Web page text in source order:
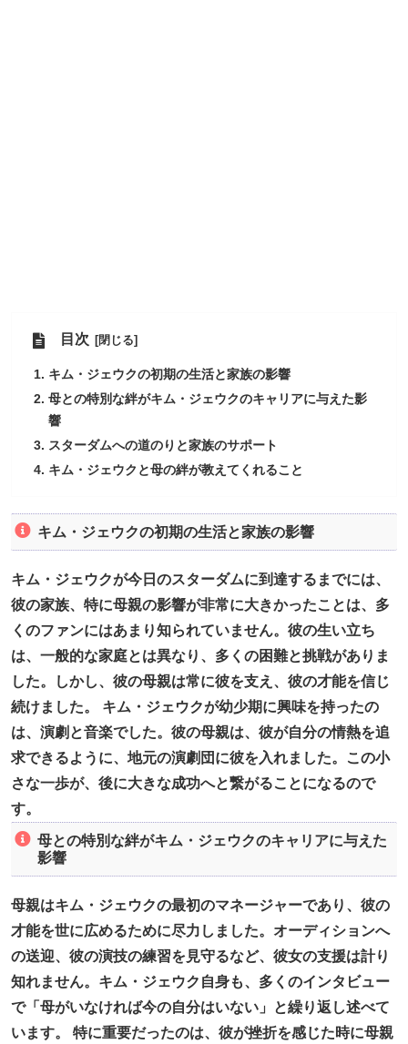
目次
キム・ジェウクの初期の生活と家族の影響
母との特別な絆がキム・ジェウクのキャリアに与えた影
響
スターダムへの道のりと家族のサポート
キム・ジェウクと母の絆が教えてくれること
キム・ジェウクの初期の生活と家族の影響
キム・ジェウクが今日のスターダムに到達するまでには、
彼の家族、特に母親の影響が非常に大きかったことは、多
くのファンにはあまり知られていません。彼の生い立ち
は、一般的な家庭とは異なり、多くの困難と挑戦がありま
した。しかし、彼の母親は常に彼を支え、彼の才能を信じ
続けました。 キム・ジェウクが幼少期に興味を持ったの
は、演劇と音楽でした。彼の母親は、彼が自分の情熱を追
求できるように、地元の演劇団に彼を入れました。この小
さな一歩が、後に大きな成功へと繋がることになるので
す。
母との特別な絆がキム・ジェウクのキャリアに与えた
影響
母親はキム・ジェウクの最初のマネージャーであり、彼の
才能を世に広めるために尽力しました。オーディションへ
の送迎、彼の演技の練習を見守るなど、彼女の支援は計り
知れません。キム・ジェウク自身も、多くのインタビュー
で「母がいなければ今の自分はいない」と繰り返し述べて
います。 特に重要だったのは、彼が挫折を感じた時に母親